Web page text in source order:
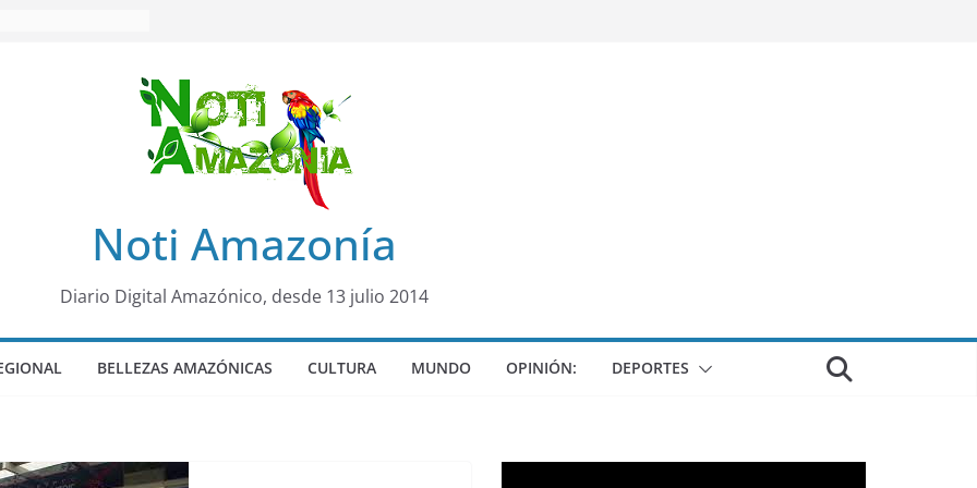
en cantón
Colo de ChileNoti Amazonía
Diario Digital Amazónico, desde 13 julio 2014
BELLEZAS AMAZÓNICAS CULTURA MUNDO OPINIÓN: DEPORTES